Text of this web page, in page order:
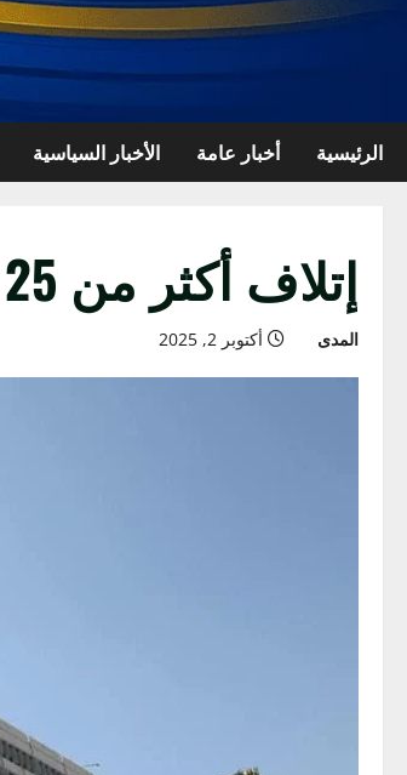
الرئيسية أخبار عامة الأخبار السياسية
إتلاف أكثر من 25 طناً من المواد المخدرة
المدى أكتوبر 2, 2025